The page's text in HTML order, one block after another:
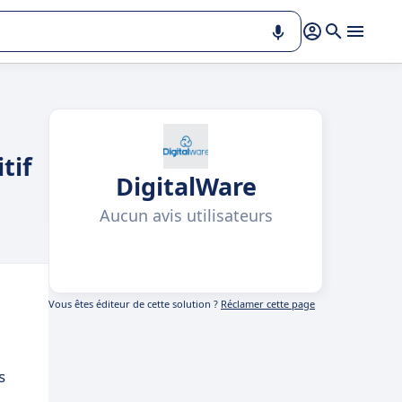
DigitalWare
Aucun avis utilisateurs
Vous êtes éditeur de cette solution ? Réclamer cette page